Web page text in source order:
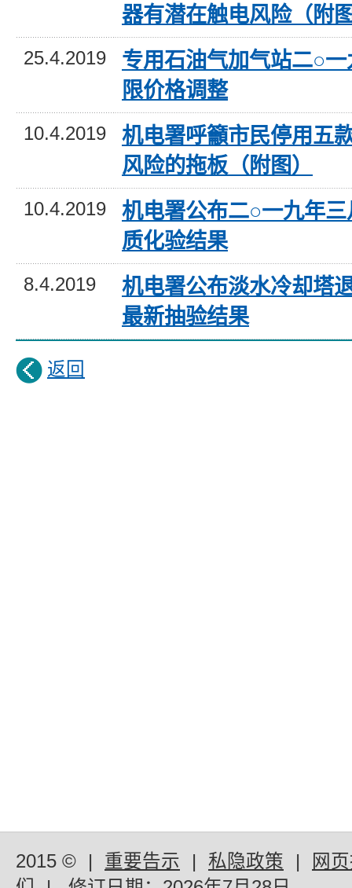
器有潜在触电风险（附
25.4.2019
专用石油气加气站二○
限价格调整
10.4.2019
机电署呼籲市民停用五
风险的拖板（附图）
10.4.2019
机电署公布二○一九年
质化验结果
8.4.2019
机电署公布淡水冷却塔
最新抽验结果
返回
2015 © | 重要告示 | 私隐政策 |
网